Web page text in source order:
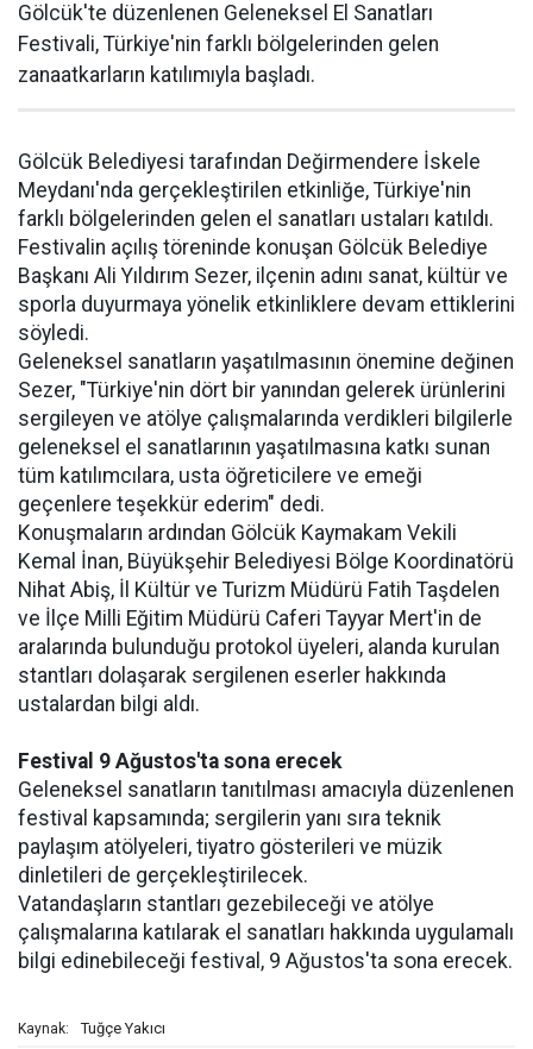
Gölcük'te düzenlenen Geleneksel El Sanatları
Festivali, Türkiye'nin farklı bölgelerinden gelen
zanaatkarların katılımıyla başladı.
Gölcük Belediyesi tarafından Değirmendere İskele
Meydanı'nda gerçekleştirilen etkinliğe, Türkiye'nin
farklı bölgelerinden gelen el sanatları ustaları katıldı.
Festivalin açılış töreninde konuşan Gölcük Belediye
Başkanı Ali Yıldırım Sezer, ilçenin adını sanat, kültür ve
sporla duyurmaya yönelik etkinliklere devam ettiklerini
söyledi.
Geleneksel sanatların yaşatılmasının önemine değinen
Sezer, "Türkiye'nin dört bir yanından gelerek ürünlerini
sergileyen ve atölye çalışmalarında verdikleri bilgilerle
geleneksel el sanatlarının yaşatılmasına katkı sunan
tüm katılımcılara, usta öğreticilere ve emeği
geçenlere teşekkür ederim" dedi.
Konuşmaların ardından Gölcük Kaymakam Vekili
Kemal İnan, Büyükşehir Belediyesi Bölge Koordinatörü
Nihat Abiş, İl Kültür ve Turizm Müdürü Fatih Taşdelen
ve İlçe Milli Eğitim Müdürü Caferi Tayyar Mert'in de
aralarında bulunduğu protokol üyeleri, alanda kurulan
stantları dolaşarak sergilenen eserler hakkında
ustalardan bilgi aldı.
Festival 9 Ağustos'ta sona erecek
Geleneksel sanatların tanıtılması amacıyla düzenlenen
festival kapsamında; sergilerin yanı sıra teknik
paylaşım atölyeleri, tiyatro gösterileri ve müzik
dinletileri de gerçekleştirilecek.
Vatandaşların stantları gezebileceği ve atölye
çalışmalarına katılarak el sanatları hakkında uygulamalı
bilgi edinebileceği festival, 9 Ağustos'ta sona erecek.
Kaynak: Tuğçe Yakıcı